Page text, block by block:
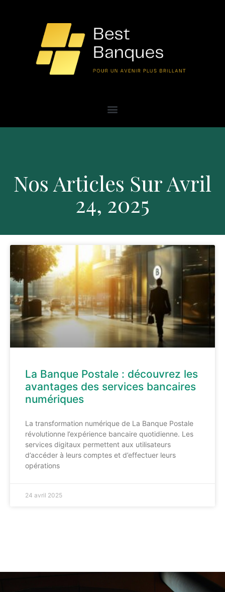
Nos Articles Sur Avril
24, 2025
La Banque Postale : découvrez les
avantages des services bancaires
numériques
La transformation numérique de La Banque Postale
révolutionne l’expérience bancaire quotidienne. Les
services digitaux permettent aux utilisateurs
d’accéder à leurs comptes et d’effectuer leurs
opérations
24 avril 2025